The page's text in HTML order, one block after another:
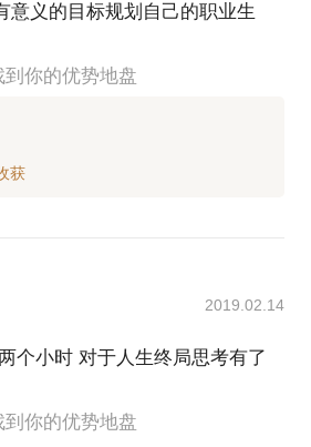
意义的目标规划自己的职业生
你的优势地盘
2019.02.14
个小时 对于人生终局思考有了
你的优势地盘